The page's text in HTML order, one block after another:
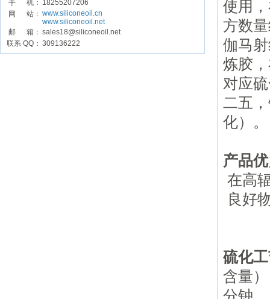
手 机： 18255207206
网 站： www.siliconeoil.cn
www.siliconeoil.net
邮 箱： sales18@siliconeoil.net
联系 QQ： 309136222
使用
方数
伽马
炼胶
对应
二五
化）
产品
在高
良好
硫化
含量
分钟